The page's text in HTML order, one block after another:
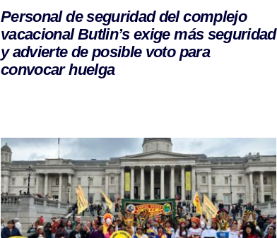
Personal de seguridad del complejo
vacacional Butlin’s exige más seguridad
y advierte de posible voto para
convocar huelga